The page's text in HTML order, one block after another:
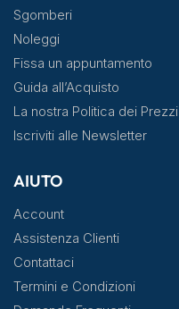
Sgomberi
Noleggi
Fissa un appuntamento
Guida all’Acquisto
La nostra Politica dei Prezzi
Iscriviti alle Newsletter
AIUTO
Account
Assistenza Clienti
Contattaci
Termini e Condizioni